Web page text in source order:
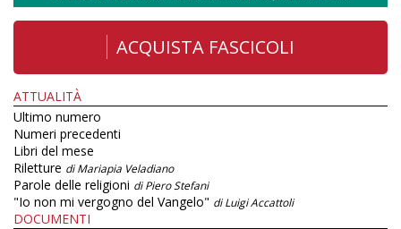
ACQUISTA FASCICOLI
ATTUALITÀ
Ultimo numero
Numeri precedenti
Libri del mese
Riletture di Mariapia Veladiano
Parole delle religioni di Piero Stefani
"Io non mi vergogno del Vangelo" di Luigi Accattoli
DOCUMENTI